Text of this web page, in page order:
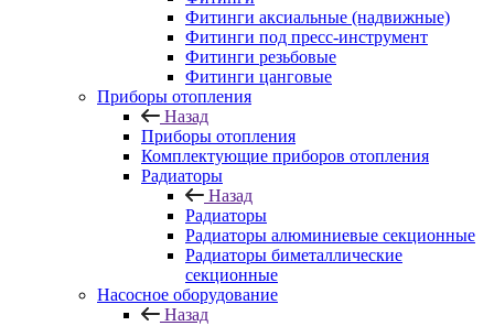
Фитинги аксиальные (надвижные)
Фитинги под пресс-инструмент
Фитинги резьбовые
Фитинги цанговые
Приборы отопления
Назад
Приборы отопления
Комплектующие приборов отопления
Радиаторы
Назад
Радиаторы
Радиаторы алюминиевые секционные
Радиаторы биметаллические
секционные
Насосное оборудование
Назад